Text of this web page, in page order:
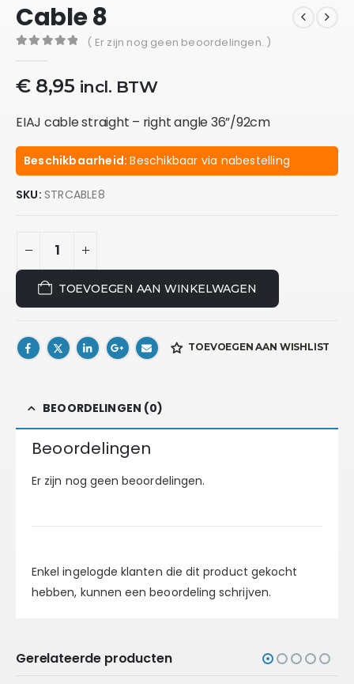
Cable 8
( Er zijn nog geen beoordelingen. )
€8,95 incl. BTW
EIAJ cable straight – right angle 36”/92cm
Beschikbaarheid:Beschikbaar via nabestelling
SKU: STRCABLE8
TOEVOEGEN AAN WINKELWAGEN
TOEVOEGEN AAN WISHLIST
BEOORDELINGEN (0)
Beoordelingen
Er zijn nog geen beoordelingen.
Enkel ingelogde klanten die dit product gekocht
hebben, kunnen een beoordeling schrijven.
Gerelateerde producten